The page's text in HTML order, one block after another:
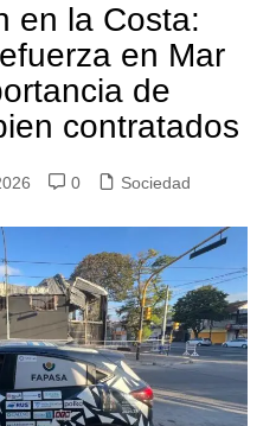
en la Costa:
en Mar
de
contratados
0 Sociedad